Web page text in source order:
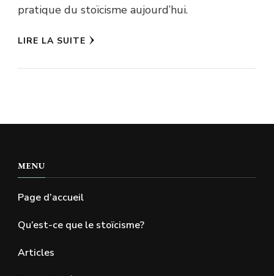
pratique du stoïcisme aujourd’hui.
LIRE LA SUITE
MENU
Page d’accueil
Qu’est-ce que le stoïcisme?
Articles